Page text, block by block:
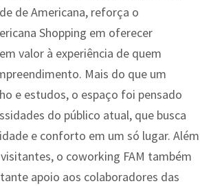
de Americana, reforça o
Shopping em oferecer
valor à experiência de quem
Mais do que um
e estudos, o espaço foi pensado
do público atual, que busca
e conforto em um só lugar. Além
o coworking FAM também
apoio aos colaboradores das